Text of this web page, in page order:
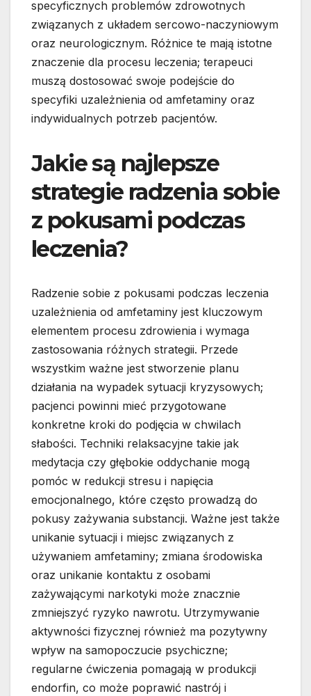
specyficznych problemów zdrowotnych
związanych z układem sercowo-naczyniowym
oraz neurologicznym. Różnice te mają istotne
znaczenie dla procesu leczenia; terapeuci
muszą dostosować swoje podejście do
specyfiki uzależnienia od amfetaminy oraz
indywidualnych potrzeb pacjentów.
Jakie są najlepsze
strategie radzenia sobie
z pokusami podczas
leczenia?
Radzenie sobie z pokusami podczas leczenia
uzależnienia od amfetaminy jest kluczowym
elementem procesu zdrowienia i wymaga
zastosowania różnych strategii. Przede
wszystkim ważne jest stworzenie planu
działania na wypadek sytuacji kryzysowych;
pacjenci powinni mieć przygotowane
konkretne kroki do podjęcia w chwilach
słabości. Techniki relaksacyjne takie jak
medytacja czy głębokie oddychanie mogą
pomóc w redukcji stresu i napięcia
emocjonalnego, które często prowadzą do
pokusy zażywania substancji. Ważne jest także
unikanie sytuacji i miejsc związanych z
używaniem amfetaminy; zmiana środowiska
oraz unikanie kontaktu z osobami
zażywającymi narkotyki może znacznie
zmniejszyć ryzyko nawrotu. Utrzymywanie
aktywności fizycznej również ma pozytywny
wpływ na samopoczucie psychiczne;
regularne ćwiczenia pomagają w produkcji
endorfin, co może poprawić nastrój i